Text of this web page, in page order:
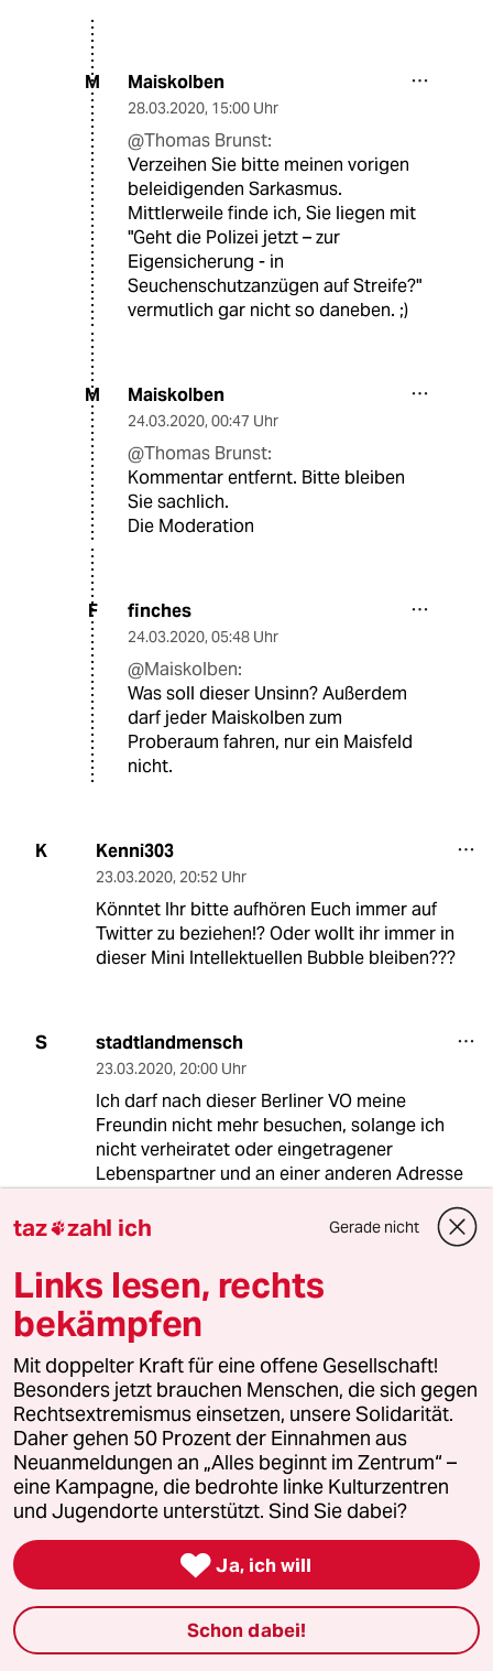
M Maiskolben
28.03.2020, 15:00 Uhr
@Thomas Brunst:
Verzeihen Sie bitte meinen vorigen
beleidigenden Sarkasmus.
Mittlerweile finde ich, Sie liegen mit
"Geht die Polizei jetzt – zur
Eigensicherung - in
Seuchenschutzanzügen auf Streife?"
vermutlich gar nicht so daneben. ;)
M Maiskolben
24.03.2020, 00:47 Uhr
@Thomas Brunst:
Kommentar entfernt. Bitte bleiben
Sie sachlich.
Die Moderation
F finches
24.03.2020, 05:48 Uhr
@Maiskolben:
Was soll dieser Unsinn? Außerdem
darf jeder Maiskolben zum
Proberaum fahren, nur ein Maisfeld
nicht.
K Kenni303
23.03.2020, 20:52 Uhr
Könntet Ihr bitte aufhören Euch immer auf
Twitter zu beziehen!? Oder wollt ihr immer in
dieser Mini Intellektuellen Bubble bleiben???
S stadtlandmensch
23.03.2020, 20:00 Uhr
Ich darf nach dieser Berliner VO meine
Freundin nicht mehr besuchen, solange ich
nicht verheiratet oder eingetragener
Lebenspartner und an einer anderen Adresse
Eine Ausnahme gilt, wenn meine Freundin ein
"alter oder kranker Mensch" ist. Solange sie
nicht alt ist, braucht sie also eine
Krankschreibung, damit ich sie besuchen darf.
C Chris72
24.03.2020,16:31 Uhr
@stadtlandmensch:
Ich finde, das sowas zu weit geht,
aber ich lebe nicht in Berlin, sonst
würde ich versuchen dagegen
juristisch vorgehen, was vermutlich
erst möglich ist, wenn man einen
Bussgeldbescheid hat. Problem wird
sein, das sich kaum ein Anwalt trauen
wird, oder? Kommt da bei der Linken
taz zahl ich Gerade nicht
Links lesen, rechts
bekämpfen
Mit doppelter Kraft für eine offene Gesellschaft!
Besonders jetzt brauchen Menschen, die sich gegen
Rechtsextremismus einsetzen, unsere Solidarität.
Daher gehen 50 Prozent der Einnahmen aus
Neuanmeldungen an „Alles beginnt im Zentrum“ –
eine Kampagne, die bedrohte linke Kulturzentren
und Jugendorte unterstützt. Sind Sie dabei?
 Ja, ich will
Schon dabei!